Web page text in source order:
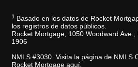
1 Basado en los datos de Rocket
los registros de datos públicos.
Rocket Mortgage, 1050 Woodward
1906
NMLS #3030. Visita la página de NMLS
Rocket Mortgage aquí.